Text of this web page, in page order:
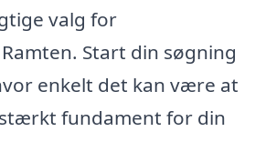
valg for
Start din søgning
enkelt det kan være at
fundament for din